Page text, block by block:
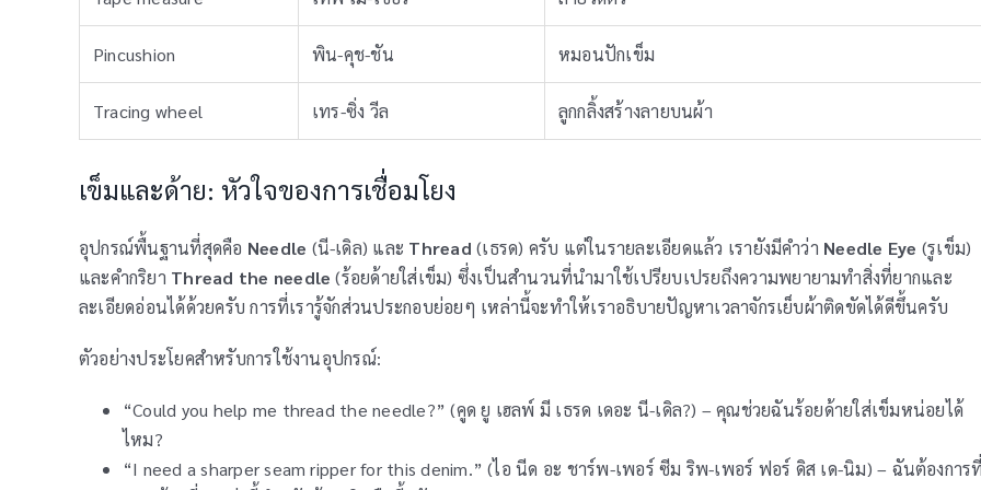
Pincushion พิน-คุช-ชัน หมอนปักเข็ม
Tracing wheel เทร-ซิ่ง วีล ลูกกลิ้งสร้างลายบนผ้า
เข็มและด้าย: หัวใจของการเชื่อมโยง
อุปกรณ์พื้นฐานที่สุดคือ Needle (นี-เดิล) และ Thread (เธรด) ครับ แต่ในรายละเอียดแล้ว เรายังมีคำว่า Needle Eye (รูเข็ม)
และคำกริยา Thread the needle (ร้อยด้ายใส่เข็ม) ซึ่งเป็นสำนวนที่นำมาใช้เปรียบเปรยถึงความพยายามทำสิ่งที่ยากและ
ละเอียดอ่อนได้ด้วยครับ การที่เรารู้จักส่วนประกอบย่อยๆ เหล่านี้จะทำให้เราอธิบายปัญหาเวลาจักรเย็บผ้าติดขัดได้ดีขึ้นครับ
ตัวอย่างประโยคสำหรับการใช้งานอุปกรณ์:
“Could you help me thread the needle?” (คูด ยู เฮลพ์ มี เธรด เดอะ นี-เดิล?) – คุณช่วยฉันร้อยด้ายใส่เข็มหน่อยได้
ไหม?
“I need a sharper seam ripper for this denim.” (ไอ นีด อะ ชาร์พ-เพอร์ ซีม ริพ-เพอร์ ฟอร์ ดิส เด-นิม) – ฉันต้องการ